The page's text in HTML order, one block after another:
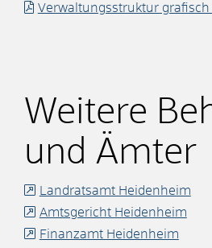
Verwaltungsstruktur grafisch
Weitere
und Ämter
Landratsamt Heidenheim
Amtsgericht Heidenheim
Finanzamt Heidenheim